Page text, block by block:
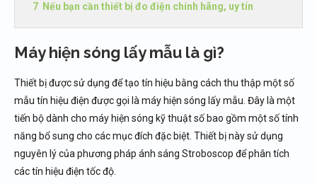
Nếu bạn cần thiết bị đo điện chính hãng, uy tín
Máy hiện sóng lấy mẫu là gì?
Thiết bị được sử dụng để tạo tín hiệu bằng cách thu thập một số
mẫu tín hiệu điện được gọi là máy hiện sóng lấy mẫu. Đây là một
tiến bộ dành cho máy hiện sóng kỹ thuật số bao gồm một số tính
năng bổ sung cho các mục đích đặc biệt. Thiết bị này sử dụng
nguyên lý của phương pháp ánh sáng Stroboscop để phân tích
các tín hiệu điện tốc độ.